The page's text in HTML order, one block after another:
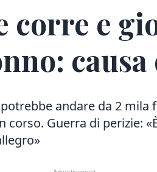
corre e
andare da 2 mila
corso. Guerra di perizie: